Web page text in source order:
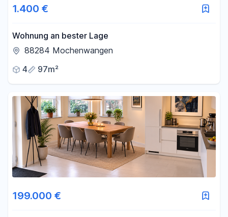
1.400 €
Wohnung an bester Lage
88284 Mochenwangen
4
97m²
199.000 €